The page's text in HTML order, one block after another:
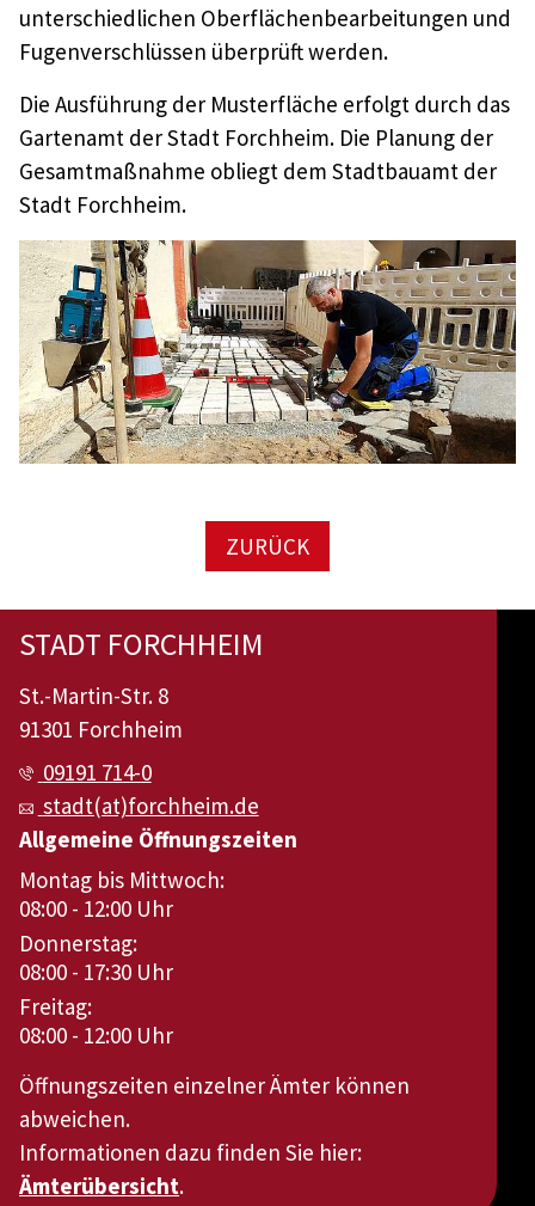
unterschiedlichen Oberflächenbearbeitungen und
Fugenverschlüssen überprüft werden.
Die Ausführung der Musterfläche erfolgt durch das
Gartenamt der Stadt Forchheim. Die Planung der
Gesamtmaßnahme obliegt dem Stadtbauamt der
Stadt Forchheim.
ZURÜCK
STADT FORCHHEIM
St.-Martin-Str. 8
91301 Forchheim
09191 714-0
stadt(at)forchheim.de
Allgemeine Öffnungszeiten
Montag bis Mittwoch:
08:00 - 12:00 Uhr
Donnerstag:
08:00 - 17:30 Uhr
Freitag:
08:00 - 12:00 Uhr
Öffnungszeiten einzelner Ämter können
abweichen.
Informationen dazu finden Sie hier:
Ämterübersicht.